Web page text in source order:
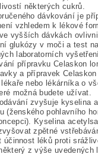
některých cukrů.
dávkování je
vzhledem k lékové
vyšších dávkách
glukózy v moči a test
laboratorních
přípravku Celaskon
a přípravek
lékaře nebo lékárníka o
možná budete užívat.
zvyšuje kyselina
(ženského pohlavního
Kyselina
zpětné
účinnost léků proti
z výše